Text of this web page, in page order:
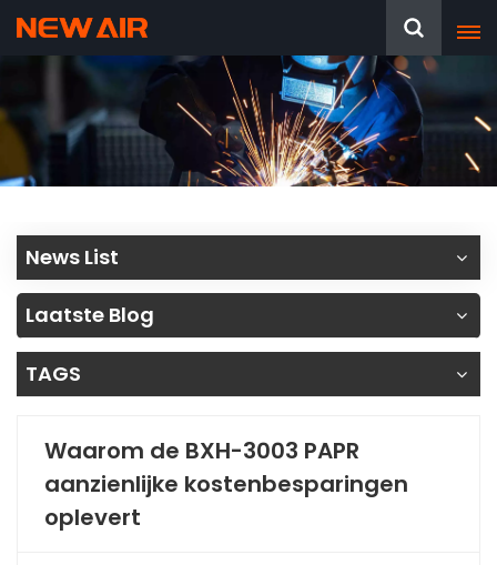
News List
Laatste Blog
TAGS
Waarom de BXH-3003 PAPR
aanzienlijke kostenbesparingen
oplevert